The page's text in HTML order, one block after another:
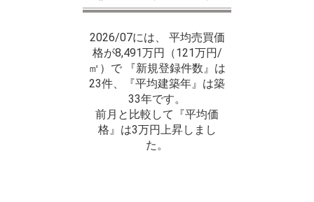
2026/07には、 平均売買価
格が8,491万円（121万円/
㎡）で 『新規登録件数』は
23件、『平均建築年』は築
33年です。
前月と比較して『平均価
格』は3万円上昇しまし
た。